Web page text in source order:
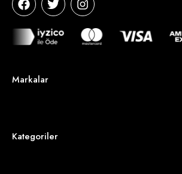
Markalar
Kategoriler